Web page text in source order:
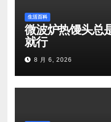
生活百科
微波炉热馒头总
就行
8 月 6, 2026